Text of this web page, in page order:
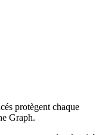
protègent chaque
Graph.